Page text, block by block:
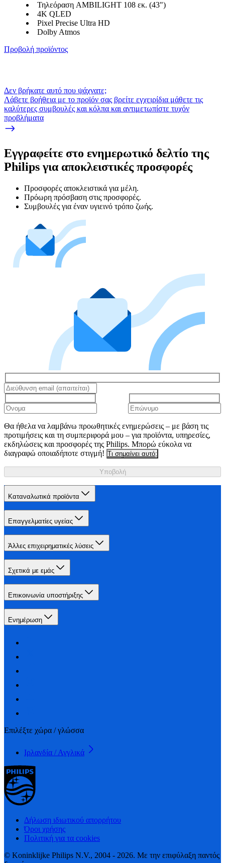
Τηλεόραση AMBILIGHT 108 εκ. (43")
4K QLED
Pixel Precise Ultra HD
Dolby Atmos
Προβολή προϊόντος
Δεν βρήκατε αυτό που ψάχνατε;
Λάβετε βοήθεια με το προϊόν σας βρείτε εγχειρίδια μάθετε τις
καλύτερες συμβουλές και κόλπα και αντιμετωπίστε τυχόν
προβλήματα
Εγγραφείτε στο ενημερωτικό δελτίο της
Philips για αποκλειστικές προσφορές
Προσφορές αποκλειστικά για μέλη.
Πρόωρη πρόσβαση στις προσφορές.
Συμβουλές για έναν υγιεινό τρόπο ζωής.
Θα ήθελα να λαμβάνω προωθητικές ενημερώσεις – με βάση τις
προτιμήσεις και τη συμπεριφορά μου – για προϊόντα, υπηρεσίες,
εκδηλώσεις και προσφορές της Philips. Μπορώ εύκολα να
διαγραφώ οποιαδήποτε στιγμή! Τι σημαίνει αυτό;
Υποβολή
Καταναλωτικά προϊόντα
Επαγγελματίες υγείας
Άλλες επιχειρηματικές λύσεις
Σχετικά με εμάς
Επικοινωνία υποστήριξης
Ενημέρωση
Επιλέξτε χώρα / γλώσσα
Ιρλανδία / Αγγλικά
Δήλωση ιδιωτικού απορρήτου
Όροι χρήσης
Πολιτική για τα cookies
© Koninklijke Philips N.V., 2004 - 2026. Με την επιφύλαξη παντός